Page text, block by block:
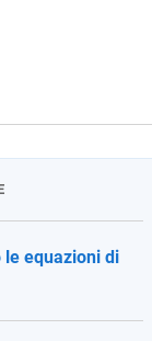
le equazioni di